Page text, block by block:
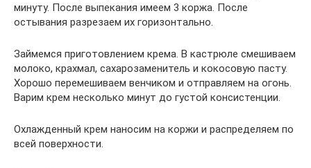
минуту. После выпекания имеем 3 коржа. После
остывания разрезаем их горизонтально.
Займемся приготовлением крема. В кастрюле смешиваем
молоко, крахмал, сахарозаменитель и кокосовую пасту.
Хорошо перемешиваем венчиком и отправляем на огонь.
Варим крем несколько минут до густой консистенции.
Охлажденный крем наносим на коржи и распределяем по
всей поверхности.